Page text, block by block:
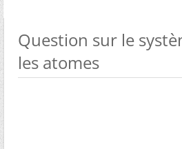
Question sur le
les atomes